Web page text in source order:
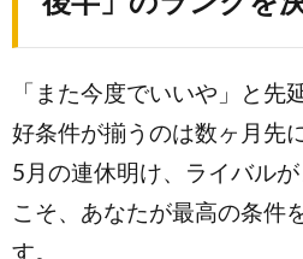
「また今度でいいや」と先
好条件が揃うのは数ヶ月先
5月の連休明け、ライバル
こそ、あなたが最高の条件
す。